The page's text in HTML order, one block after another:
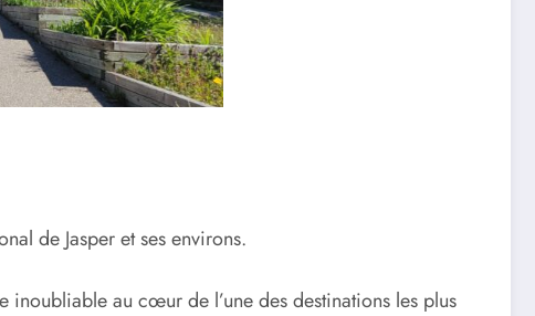
de Jasper et ses environs.
inoubliable au cœur de l’une des destinations les plus